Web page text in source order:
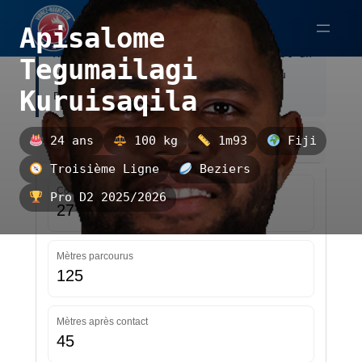
Aller
contenu
Apisalome
Tegumailagi
Kuruisaqila
24 ans 100 kg 1m93
Fiji
Troisième Ligne
Beziers
Pro D2 2025/2026
Apisalome Tegumailagi Kuruisaqila est un
troisième ligne fidjien, évoluant au
Beziers.
Statistiques — Pro D2 2025/2026 — Mise à jour le
25/03/2026 13:58
Courses
27
Mètres parcourus
125
Mètres après contact
45